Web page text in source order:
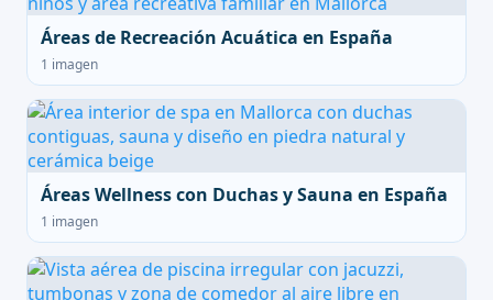
Áreas de Recreación Acuática en España
1 imagen
Áreas Wellness con Duchas y Sauna en España
1 imagen